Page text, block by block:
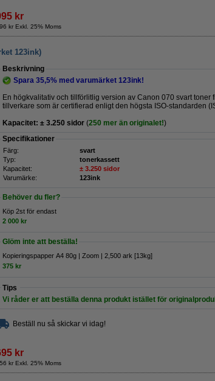
kr
kr Exkl. 25% Moms
123ink)
Beskrivning
Spara 35,5% med varumärket 123ink!
En högkvalitativ och tillförlitlig version av Canon 070 svart
tillverkare som är certifierad enligt den högsta ISO-standarden
Kapacitet: ± 3.250 sidor (250 mer än originalet!)
Specifikationer
Färg: svart
Typ:
tonerkassett
Kapacitet:
± 3.250 sidor
Varumärke:
123ink
Behöver du fler?
Köp 2st för endast
2 000 kr
Glöm inte att beställa!
Kopieringspapper A4 80g | Zoom | 2,500 ark [13kg]
375 kr
Tips
Vi råder er att beställa denna produkt istället för
Beställ nu så skickar vi idag!
kr
kr Exkl. 25% Moms